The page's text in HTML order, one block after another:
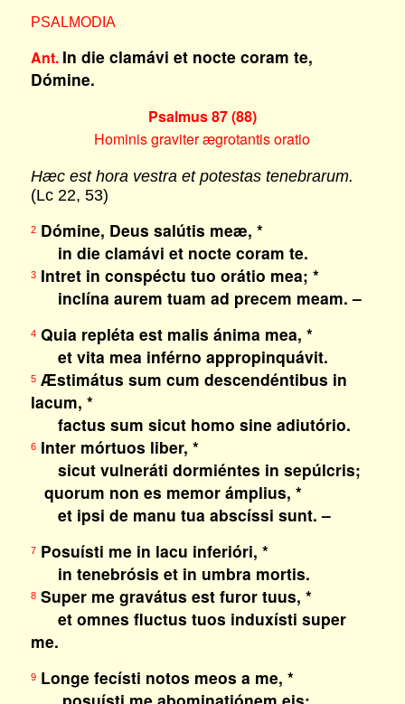
PSALMODIA
Ant. In die clamávi et nocte coram te,
Dómine.
Psalmus 87 (88)
Hominis graviter ægrotantis oratio
Hæc est hora vestra et potestas tenebrarum.
(Lc 22, 53)
2Dómine, Deus salútis meæ, *
in die clamávi et nocte coram te.
3Intret in conspéctu tuo orátio mea; *
inclína aurem tuam ad precem meam. –
4Quia repléta est malis ánima mea, *
et vita mea inférno appropinquávit.
5Æstimátus sum cum descendéntibus in
lacum, *
factus sum sicut homo sine adiutório.
6Inter mórtuos liber, *
sicut vulneráti dormiéntes in sepúlcris;
quorum non es memor ámplius, *
et ipsi de manu tua abscíssi sunt. –
7Posuísti me in lacu inferióri, *
in tenebrósis et in umbra mortis.
8Super me gravátus est furor tuus, *
et omnes fluctus tuos induxísti super
me.
9Longe fecísti notos meos a me, *